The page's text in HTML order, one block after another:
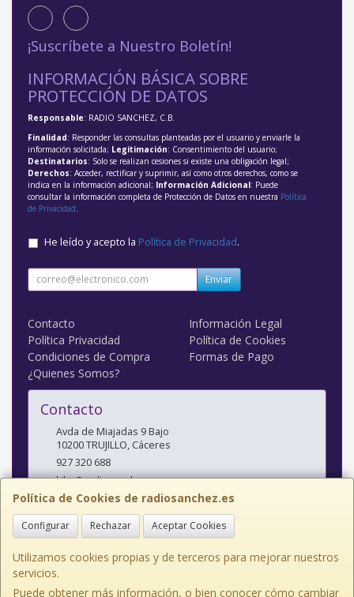
Política de Cookies de radiosanchez.es
Configurar Rechazar Aceptar Cookies
Utilizamos cookies propias y de terceros para mejorar nuestros
servicios.
Puede obtener más información, o bien conocer cómo cambiar
¡Suscríbete a Nuestro Boletín!
INFORMACIÓN BÁSICA SOBRE
PROTECCIÓN DE DATOS
Responsable: RADIO SANCHEZ, C.B.
Finalidad: Responder las consultas planteadas por el usuario y enviarle la
información solicitada; Legitimación: Consentimiento del usuario;
Destinatarios: Solo se realizan cesiones si existe una obligación legal;
Derechos: Acceder, rectificar y suprimir, así como otros derechos, como se
indica en la información adicional; Información Adicional: Puede
consultar la información completa de Protección de Datos en nuestra Política
de Privacidad.
He leído y acepto la Política de Privacidad.
Enviar
Contacto
Información Legal
Política Privacidad
Política de Cookies
Condiciones de Compra
Formas de Pago
¿Quienes Somos?
Contacto
Avda de Miajadas 9 Bajo
10200TRUJILLO, Cáceres
927 320 688
kiko@radiosanchez.com
Horario
Mañanas: 9,30 - 2 Tardes: 5 - 8,30